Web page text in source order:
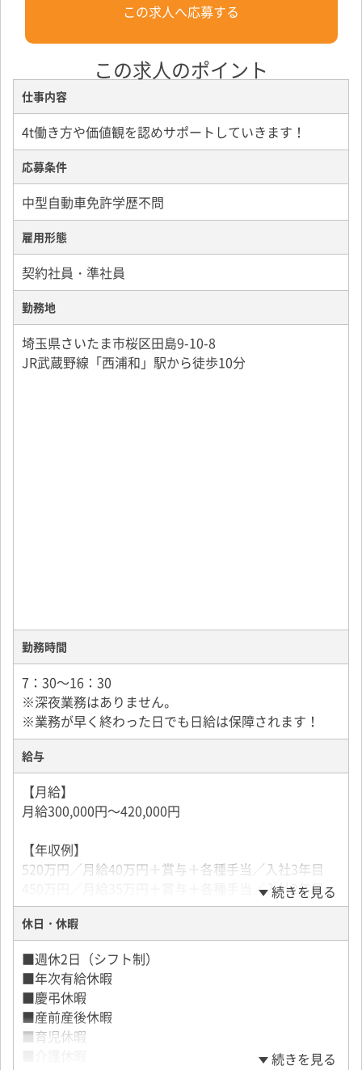
この求人へ応募する
この求人のポイント
仕事内容
4t働き方や価値観を認めサポートしていきます！
応募条件
中型自動車免許学歴不問
雇用形態
契約社員・準社員
勤務地
埼玉県さいたま市桜区田島9-10-8
JR武蔵野線「西浦和」駅から徒歩10分
勤務時間
7：30～16：30
※深夜業務はありません。
※業務が早く終わった日でも日給は保障されます！
給与
【月給】
月給300,000円～420,000円
【年収例】
520万円／月給40万円＋賞与＋各種手当／入社3年目
450万円／月給35万円＋賞与＋各種手当／入社2年目
【入社後6ヶ月間、月給30万円最低保障アリ】
★保障期間後の正規雇用期間は諸手当とインセンティ
ブで基本30万以上になります。
※試用期間中でも頑張り次第では最低保障金額より稼
ぐことも可能です。
（各種手当や、一定以上の作業を行なった場合、別途
加算して支給）
続きを見る
休日・休暇
■週休2日（シフト制）
■年次有給休暇
■慶弔休暇
■産前産後休暇
■育児休暇
続きを見る